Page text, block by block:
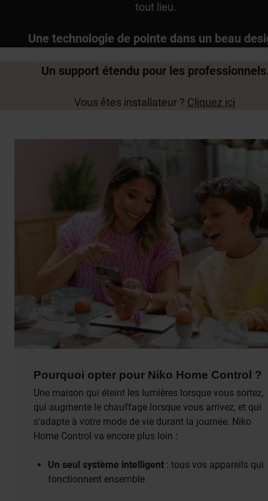
tout lieu.
Une technologie de pointe dans un beau
Un support étendu pour les
Vous êtes installateur ? Cliquez ici
Pourquoi opter pour Niko Home Control ?
Une maison qui éteint les lumières lorsque vous sortez,
qui augmente le chauffage lorsque vous arrivez, et qui
s'adapte à votre mode de vie durant la journée. Niko
Home Control va encore plus loin :
Un seul système intelligent : tous vos appareils qui
fonctionnent ensemble